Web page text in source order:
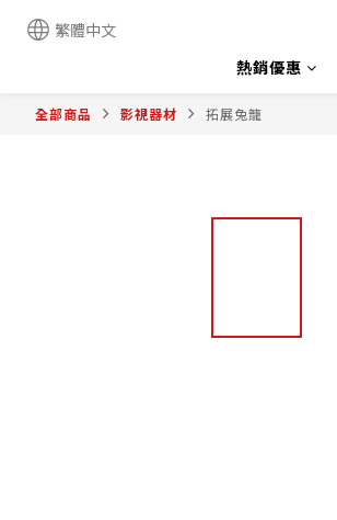
繁體中文
熱銷優惠
全部商品 影視器材 拓展兔籠